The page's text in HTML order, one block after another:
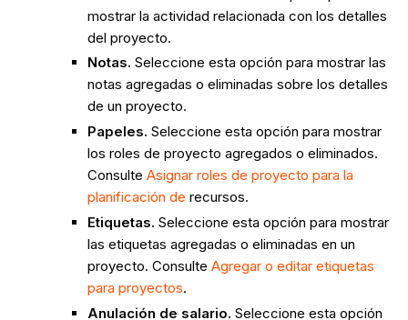
mostrar la actividad relacionada con los detalles
del proyecto.
Notas. Seleccione esta opción para mostrar las
notas agregadas o eliminadas sobre los detalles
de un proyecto.
Papeles. Seleccione esta opción para mostrar
los roles de proyecto agregados o eliminados.
Consulte Asignar roles de proyecto para la
planificación de recursos.
Etiquetas. Seleccione esta opción para mostrar
las etiquetas agregadas o eliminadas en un
proyecto. Consulte Agregar o editar etiquetas
para proyectos.
Anulación de salario. Seleccione esta opción